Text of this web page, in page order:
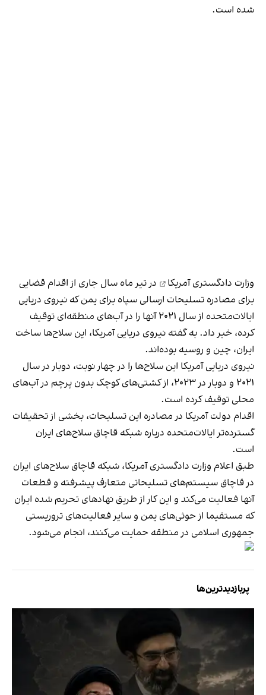
شده است.
وزارت دادگستری آمریکا
در تیر ماه سال جاری از اقدام قضایی
برای مصادره تسلیحات ارسالی سپاه برای یمن که نیروی دریایی
ایالات‌متحده از سال ۲۰۲۱ آنها را در آب‌های منطقه‌ای توقیف
کرده، خبر داد. به گفته نیروی دریایی آمریکا، این سلاح‌ها ساخت
ایران، چین و روسیه بوده‌اند.
نیروی دریایی آمریکا این سلاح‌ها را در چهار نوبت، دوبار در سال
۲۰۲۱ و دوبار در ۲۰۲۳، از کشتی‌های کوچک بدون پرچم در آب‌های
محلی توقیف کرده است.
اقدام دولت آمریکا در مصادره این تسلیحات، بخشی از تحقیقات
گسترده‌تر ایالات‌متحده درباره شبکه قاچاق سلاح‌های ایران
است.
طبق اعلام وزارت دادگستری آمریکا، شبکه قاچاق سلاح‌های ایران
در قاچاق سیستم‌های تسلیحاتی متعارف پیشرفته و قطعات
آنها فعالیت می‌کند و این کار از طریق نهادهای تحریم شده ایران
که مستقیما از حوثی‌های یمن و سایر فعالیت‌های تروریستی
جمهوری اسلامی در منطقه حمایت می‌کنند، انجام می‌شود.
پربازدیدترین‌ها